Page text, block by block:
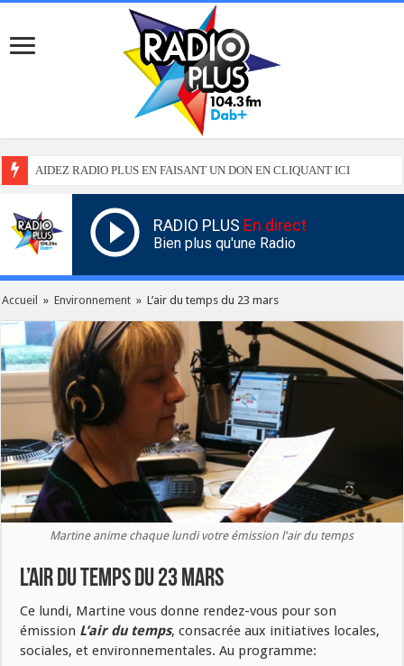
AIDEZ RADIO PLUS EN FAISANT UN DON EN CLIQUANT ICI
RADIO PLUS En direct
Bien plus qu'une Radio
Accueil » Environnement » L’air du temps du 23 mars
Martine anime chaque lundi votre émission l'air du temps
L’air du temps du 23 mars
Ce lundi, Martine vous donne rendez-vous pour son
émission L’air du temps, consacrée aux initiatives locales,
sociales, et environnementales. Au programme: